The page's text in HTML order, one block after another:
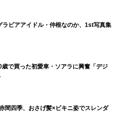
ラビアアイドル・仲根なのか、1st写真集
で買った初愛車・ソアラに興奮「デジ
間四季、おさげ髪×ビキニ姿でスレンダ